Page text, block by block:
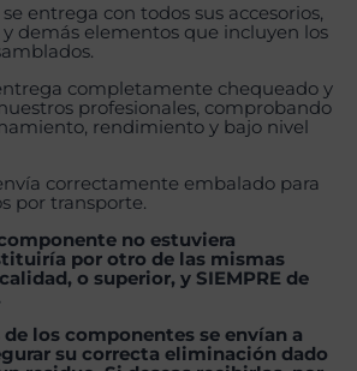
entrega con todos sus accesorios,
demás elementos que incluyen los
completamente chequeado y
profesionales, comprobando
rendimiento y bajo nivel
correctamente embalado para
por transporte.
no estuviera
por otro de las mismas
o superior, y SIEMPRE de
de los componentes se envían a
su correcta eliminación dado